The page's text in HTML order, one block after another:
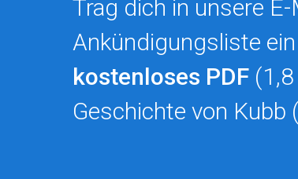
Trag dich in unsere E-
Ankündigungsliste
kostenloses PDF
Geschichte von Kubb